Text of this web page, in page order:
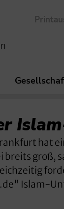
hat
breits
Islam-